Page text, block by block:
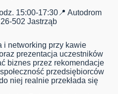
15:00-17:30📍 Autodrom
502 Jastrząb
networking przy kawie
prezentacja uczestników
biznes przez rekomendacje
przedsiębiorców
niej realnie przekłada się